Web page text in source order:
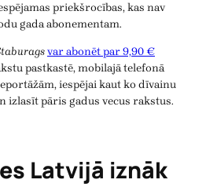
priekšrocības, kas nav
gada abonementam.
var abonēt par 9,90 €
pastkastē, mobilajā telefonā
iespējai kaut ko dīvainu
izlasīt pāris gadus vecus rakstus.
Latvijā iznāk